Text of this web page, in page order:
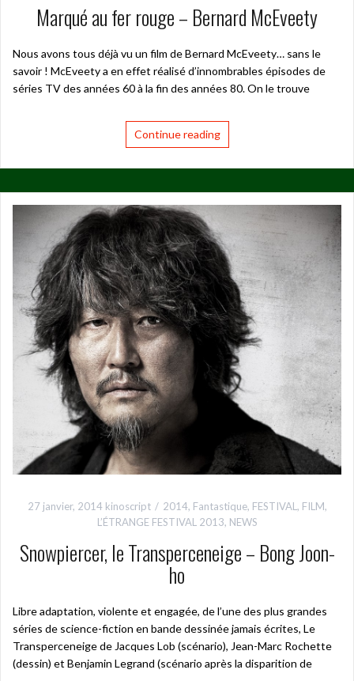
Marqué au fer rouge – Bernard McEveety
Nous avons tous déjà vu un film de Bernard McEveety… sans le
savoir ! McEveety a en effet réalisé d’innombrables épisodes de
séries TV des années 60 à la fin des années 80. On le trouve
Continue reading
27 janvier, 2014 kinoscript 2014, Fantastique, FESTIVAL, FILM,
L’ÉTRANGE FESTIVAL 2013, NEWS
Snowpiercer, le Transperceneige – Bong Joon-
ho
Libre adaptation, violente et engagée, de l’une des plus grandes
séries de science-fiction en bande dessinée jamais écrites, Le
Transperceneige de Jacques Lob (scénario), Jean-Marc Rochette
(dessin) et Benjamin Legrand (scénario après la disparition de